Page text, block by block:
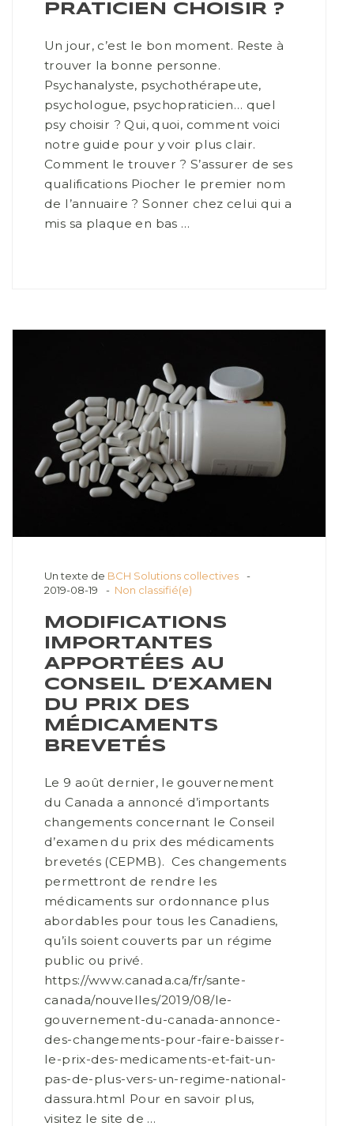
PRATICIEN CHOISIR ?
Un jour, c’est le bon moment. Reste à
trouver la bonne personne.
Psychanalyste, psychothérapeute,
psychologue, psychopraticien… quel
psy choisir ? Qui, quoi, comment voici
notre guide pour y voir plus clair.
Comment le trouver ? S’assurer de ses
qualifications Piocher le premier nom
de l’annuaire ? Sonner chez celui qui a
mis sa plaque en bas …
Un texte de BCH Solutions collectives
2019-08-19
Non classifié(e)
MODIFICATIONS
IMPORTANTES
APPORTÉES AU
CONSEIL D’EXAMEN
DU PRIX DES
MÉDICAMENTS
BREVETÉS
Le 9 août dernier, le gouvernement
du Canada a annoncé d’importants
changements concernant le Conseil
d’examen du prix des médicaments
brevetés (CEPMB). Ces changements
permettront de rendre les
médicaments sur ordonnance plus
abordables pour tous les Canadiens,
qu’ils soient couverts par un régime
public ou privé.
https://www.canada.ca/fr/sante-
canada/nouvelles/2019/08/le-
gouvernement-du-canada-annonce-
des-changements-pour-faire-baisser-
le-prix-des-medicaments-et-fait-un-
pas-de-plus-vers-un-regime-national-
dassura.html Pour en savoir plus,
visitez le site de …